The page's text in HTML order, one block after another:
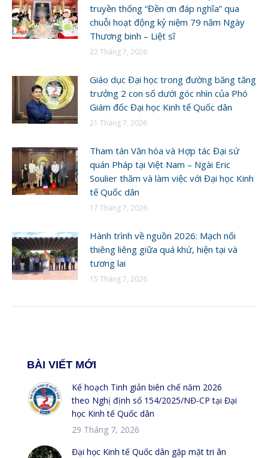
truyền thống “Đền ơn đáp nghĩa” qua
chuỗi hoạt động kỷ niệm 79 năm Ngày
Thương binh – Liệt sĩ
22 Tháng 7, 2026
Giáo dục Đại học trong đường băng tăng
trưởng 2 con số dưới góc nhìn của Phó
Giám đốc Đại học Kinh tế Quốc dân
21 Tháng 7, 2026
Tham tán Văn hóa và Hợp tác Đại sứ
quán Pháp tại Việt Nam – Ngài Eric
Soulier thăm và làm việc với Đại học Kinh
tế Quốc dân
17 Tháng 7, 2026
Hành trình về nguồn 2026: Mạch nối
thiêng liêng giữa quá khứ, hiện tại và
tương lai
15 Tháng 7, 2026
BÀI VIẾT MỚI
Kế hoạch Tinh giản biên chế năm 2026
theo Nghị định số 154/2025/NĐ-CP tại Đại
học Kinh tế Quốc dân
29 Tháng 7, 2026
Đại học Kinh tế Quốc dân gặp mặt tri ân